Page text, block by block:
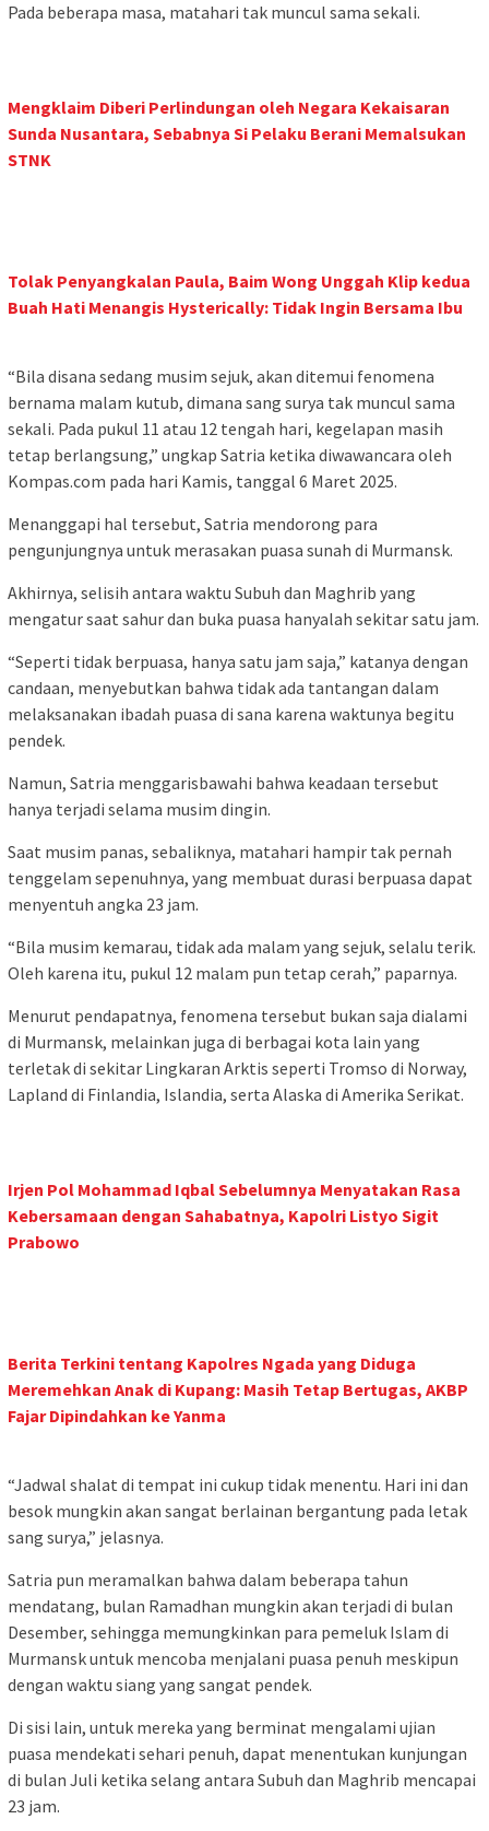
Pada beberapa masa, matahari tak muncul sama sekali.
Mengklaim Diberi Perlindungan oleh Negara Kekaisaran
Sunda Nusantara, Sebabnya Si Pelaku Berani Memalsukan
STNK
Tolak Penyangkalan Paula, Baim Wong Unggah Klip kedua
Buah Hati Menangis Hysterically: Tidak Ingin Bersama Ibu
“Bila disana sedang musim sejuk, akan ditemui fenomena
bernama malam kutub, dimana sang surya tak muncul sama
sekali. Pada pukul 11 atau 12 tengah hari, kegelapan masih
tetap berlangsung,” ungkap Satria ketika diwawancara oleh
Kompas.com pada hari Kamis, tanggal 6 Maret 2025.
Menanggapi hal tersebut, Satria mendorong para
pengunjungnya untuk merasakan puasa sunah di Murmansk.
Akhirnya, selisih antara waktu Subuh dan Maghrib yang
mengatur saat sahur dan buka puasa hanyalah sekitar satu jam.
“Seperti tidak berpuasa, hanya satu jam saja,” katanya dengan
candaan, menyebutkan bahwa tidak ada tantangan dalam
melaksanakan ibadah puasa di sana karena waktunya begitu
pendek.
Namun, Satria menggarisbawahi bahwa keadaan tersebut
hanya terjadi selama musim dingin.
Saat musim panas, sebaliknya, matahari hampir tak pernah
tenggelam sepenuhnya, yang membuat durasi berpuasa dapat
menyentuh angka 23 jam.
“Bila musim kemarau, tidak ada malam yang sejuk, selalu terik.
Oleh karena itu, pukul 12 malam pun tetap cerah,” paparnya.
Menurut pendapatnya, fenomena tersebut bukan saja dialami
di Murmansk, melainkan juga di berbagai kota lain yang
terletak di sekitar Lingkaran Arktis seperti Tromso di Norway,
Lapland di Finlandia, Islandia, serta Alaska di Amerika Serikat.
Irjen Pol Mohammad Iqbal Sebelumnya Menyatakan Rasa
Kebersamaan dengan Sahabatnya, Kapolri Listyo Sigit
Prabowo
Berita Terkini tentang Kapolres Ngada yang Diduga
Meremehkan Anak di Kupang: Masih Tetap Bertugas, AKBP
Fajar Dipindahkan ke Yanma
“Jadwal shalat di tempat ini cukup tidak menentu. Hari ini dan
besok mungkin akan sangat berlainan bergantung pada letak
sang surya,” jelasnya.
Satria pun meramalkan bahwa dalam beberapa tahun
mendatang, bulan Ramadhan mungkin akan terjadi di bulan
Desember, sehingga memungkinkan para pemeluk Islam di
Murmansk untuk mencoba menjalani puasa penuh meskipun
dengan waktu siang yang sangat pendek.
Di sisi lain, untuk mereka yang berminat mengalami ujian
puasa mendekati sehari penuh, dapat menentukan kunjungan
di bulan Juli ketika selang antara Subuh dan Maghrib mencapai
23 jam.